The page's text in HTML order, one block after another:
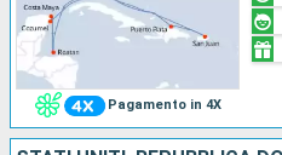
Pagamento in 4X